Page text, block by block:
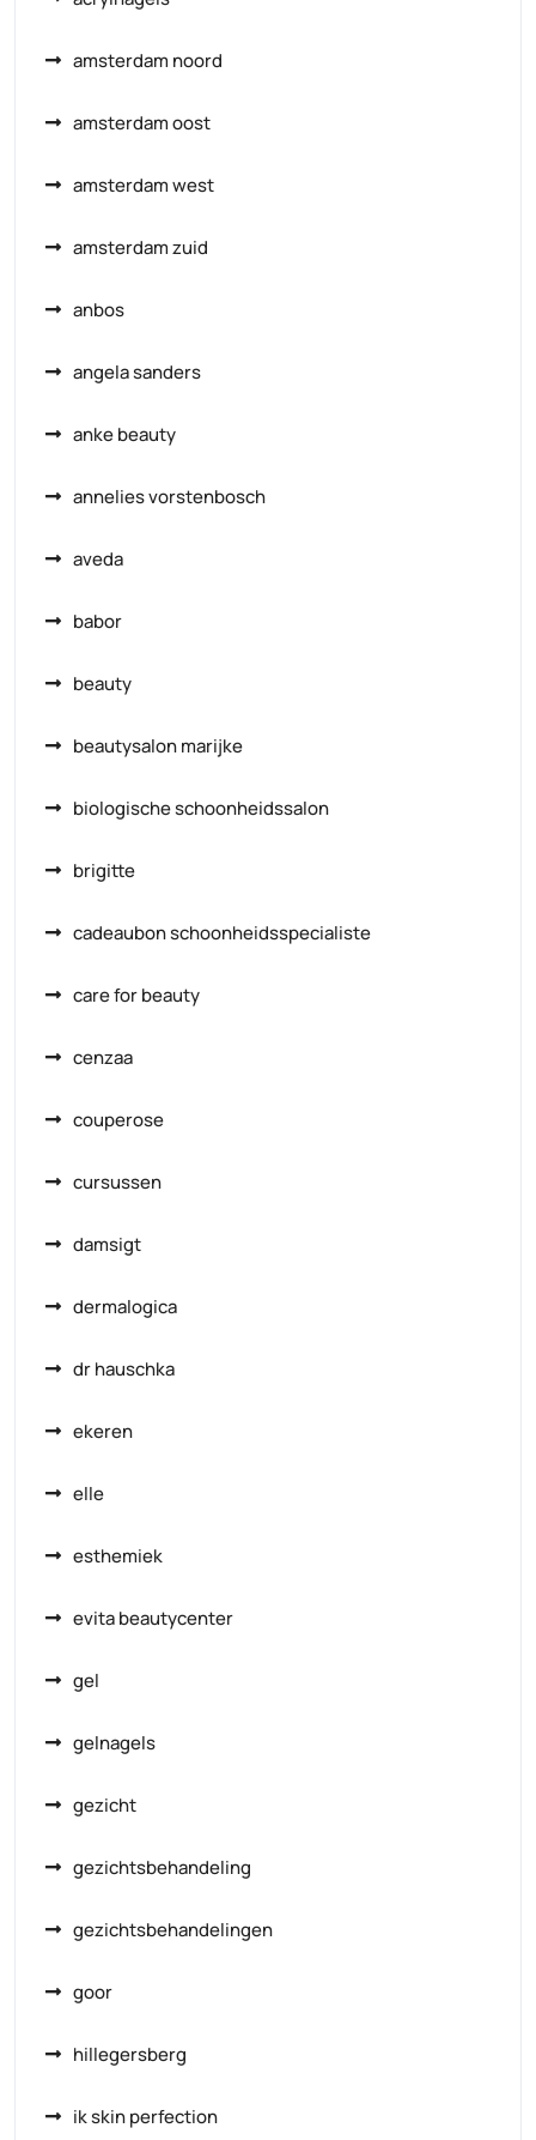
amsterdam noord
amsterdam oost
amsterdam west
amsterdam zuid
anbos
angela sanders
anke beauty
annelies vorstenbosch
aveda
babor
beauty
beautysalon marijke
biologische schoonheidssalon
brigitte
cadeaubon schoonheidsspecialiste
care for beauty
cenzaa
couperose
cursussen
damsigt
dermalogica
dr hauschka
ekeren
elle
esthemiek
evita beautycenter
gel
gelnagels
gezicht
gezichtsbehandeling
gezichtsbehandelingen
goor
hillegersberg
ik skin perfection